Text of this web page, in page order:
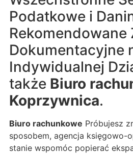
Podatkowe i
Rekomendowane
Dokumentacyjne
Indywidualnej
także Biuro
Koprzywnica.
Biuro rachunkowe Próbujesz
sposobem, agencja księgowo-
stanie wspomóc popierać